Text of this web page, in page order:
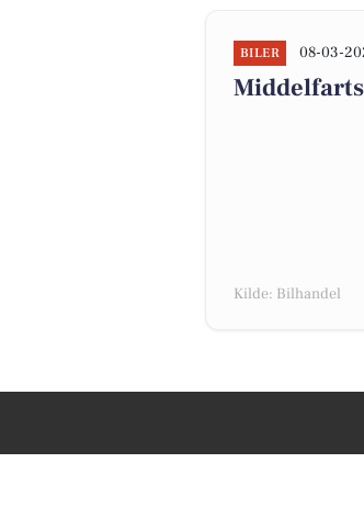
BILER 08-03-
Kilde: Bilhandel